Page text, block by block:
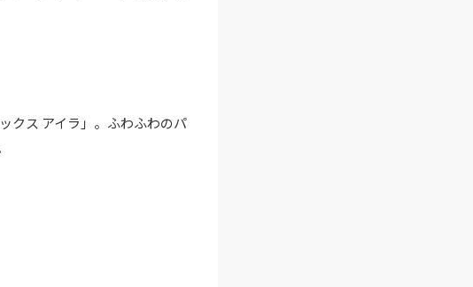
クス アイラ」。ふわふわのパ